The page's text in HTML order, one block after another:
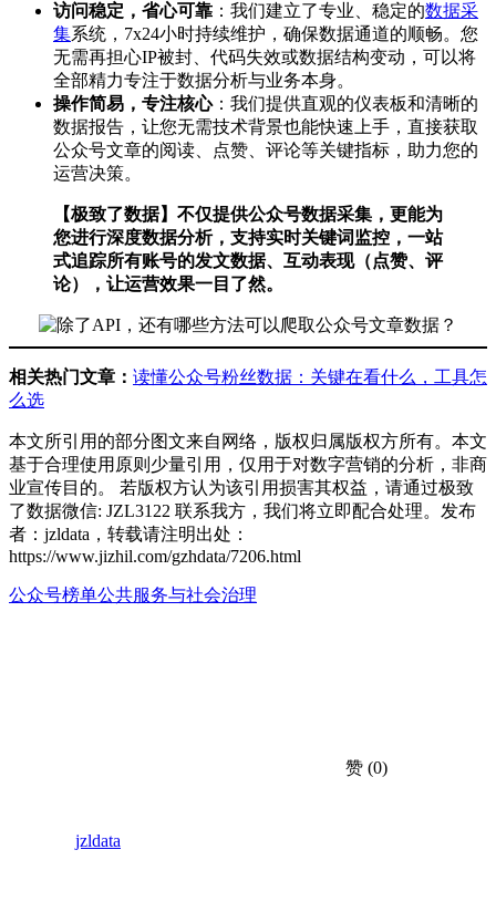
访问稳定，省心可靠 ：我们建立了专业、稳定的数据采
集系统，7x24小时持续维护，确保数据通道的顺畅。您
无需再担心IP被封、代码失效或数据结构变动，可以将
全部精力专注于数据分析与业务本身。
操作简易，专注核心：我们提供直观的仪表板和清晰的
数据报告，让您无需技术背景也能快速上手，直接获取
公众号文章的阅读、点赞、评论等关键指标，助力您的
运营决策。
【极致了数据】不仅提供公众号数据采集，更能为
您进行深度数据分析，支持实时关键词监控，一站
式追踪所有账号的发文数据、互动表现（点赞、评
论），让运营效果一目了然。
相关热门文章： 读懂公众号粉丝数据：关键在看什么，工具怎
么选
本文所引用的部分图文来自网络，版权归属版权方所有。本文
基于合理使用原则少量引用，仅用于对数字营销的分析，非商
业宣传目的。 若版权方认为该引用损害其权益，请通过极致
了数据微信: JZL3122 联系我方，我们将立即配合处理。发布
者：jzldata，转载请注明出处：
https://www.jizhil.com/gzhdata/7206.html
公众号榜单公共服务与社会治理
赞 (0)
jzldata